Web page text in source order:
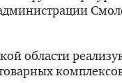
области